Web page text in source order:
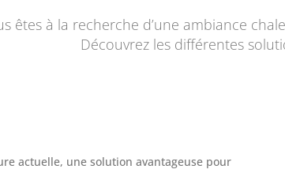
êtes à la recherche d’une ambiance
Découvrez les différentes
actuelle, une solution avantageuse pour